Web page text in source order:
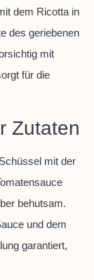
dem Ricotta in
des geriebenen
mit
für die
Zutaten
mit der
behutsam.
und dem
garantiert,